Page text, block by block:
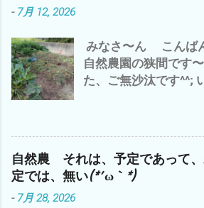
化できます が 来年
の代まで と なると
果がでる ＝計算 ＝
りや野菜達のお世話
何の 生産性＝収穫
結果だけでは、 コス
って ことに(*´ω｀*)
て、 コスパとは、 対
ゃんの夏休みの昆虫
ン・ω・ 連日の暑さ
｀*) で、 トイレの
熱中症にご注意し
- 7月 12, 2026
みなさ〜ん こんば
自然農園の狭間です
た、ご無沙汰です^^;
ゃ〜 シルバーさんの
も 雲出C自然農園に
｀*) 種取り用 ズッ
自然農 それは、予定であって
定では、無い(*´ω｀*)
- 7月 28, 2026